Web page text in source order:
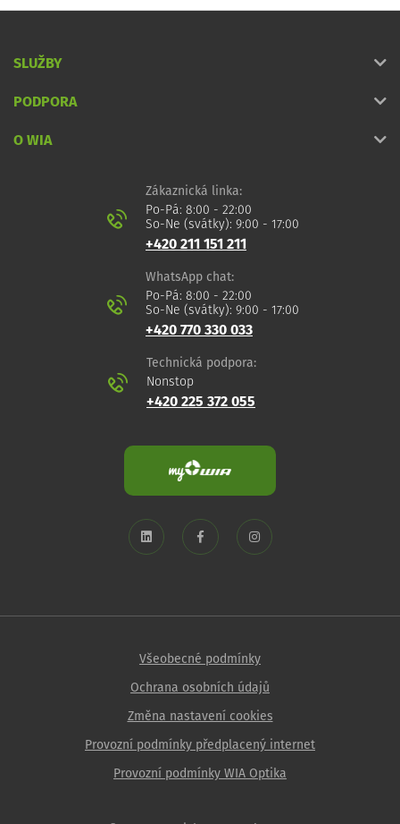
SLUŽBY
PODPORA
O WIA
Zákaznická linka:
Po-Pá: 8:00 - 22:00
So-Ne (svátky): 9:00 - 17:00
+420 211 151 211
WhatsApp chat:
Po-Pá: 8:00 - 22:00
So-Ne (svátky): 9:00 - 17:00
+420 770 330 033
Technická podpora:
Nonstop
+420 225 372 055
Všeobecné podmínky
Ochrana osobních údajů
Změna nastavení cookies
Provozní podmínky předplacený internet
Provozní podmínky WIA Optika